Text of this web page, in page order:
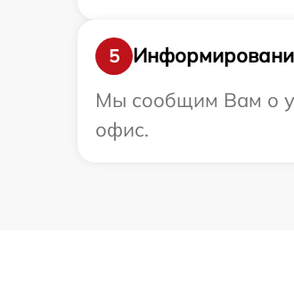
5
Мы сообщим Вам о
офис.